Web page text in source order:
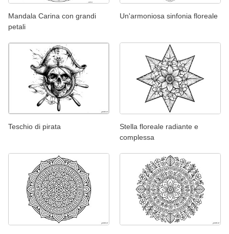
Mandala Carina con grandi
petali
Un'armoniosa sinfonia floreale
Teschio di pirata
Stella floreale radiante e
complessa